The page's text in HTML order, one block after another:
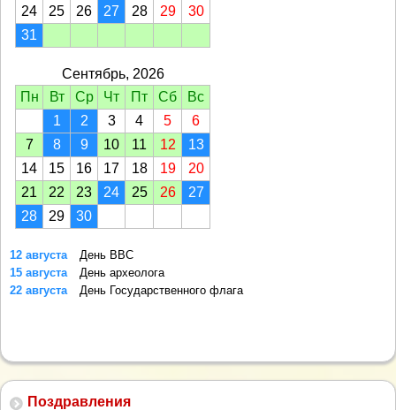
Поздравления
24
25 26 27 28 29
30
31
Сентябрь, 2026
Пн
Вт Ср Чт Пт Сб
Вс
1
2 3 4 5
6
7
8 9 10 11 12
13
14
15 16 17 18 19
20
21
22 23 24 25 26
27
28
29 30
12 августа
День ВВС
15 августа
День археолога
22 августа
День Государственного флага